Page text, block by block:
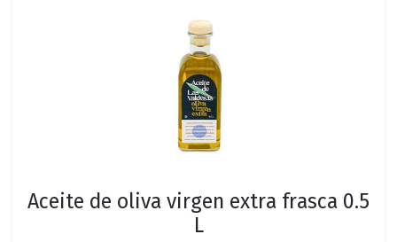
Aceite de oliva virgen extra frasca 0.5
L